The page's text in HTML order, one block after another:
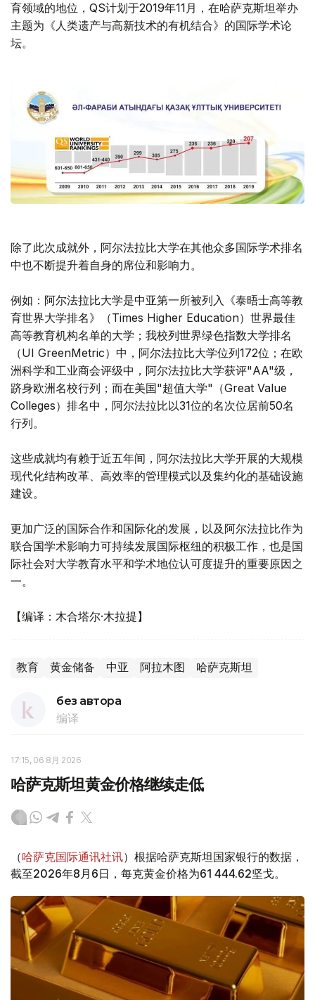
育领域的地位，QS计划于2019年11月，在哈萨克斯坦举办
主题为《人类遗产与高新技术的有机结合》的国际学术论
坛。
除了此次成就外，阿尔法拉比大学在其他众多国际学术排名
中也不断提升着自身的席位和影响力。
例如：阿尔法拉比大学是中亚第一所被列入《泰晤士高等教
育世界大学排名》（Times Higher Education）世界最佳
高等教育机构名单的大学；我校列世界绿色指数大学排名
（UI GreenMetric）中，阿尔法拉比大学位列172位；在欧
洲科学和工业商会评级中，阿尔法拉比大学获评"AA"级，
跻身欧洲名校行列；而在美国"超值大学"（Great Value
Colleges）排名中，阿尔法拉比以31位的名次位居前50名
行列。
这些成就均有赖于近五年间，阿尔法拉比大学开展的大规模
现代化结构改革、高效率的管理模式以及集约化的基础设施
建设。
更加广泛的国际合作和国际化的发展，以及阿尔法拉比作为
联合国学术影响力可持续发展国际枢纽的积极工作，也是国
际社会对大学教育水平和学术地位认可度提升的重要原因之
一。
【编译：木合塔尔·木拉提】
教育 黄金储备 中亚 阿拉木图 哈萨克斯坦
без автора
编译
17:15, 06 8月 2026
哈萨克斯坦黄金价格继续走低
（哈萨克国际通讯社讯）根据哈萨克斯坦国家银行的数据，
截至2026年8月6日，每克黄金价格为61 444.62坚戈。